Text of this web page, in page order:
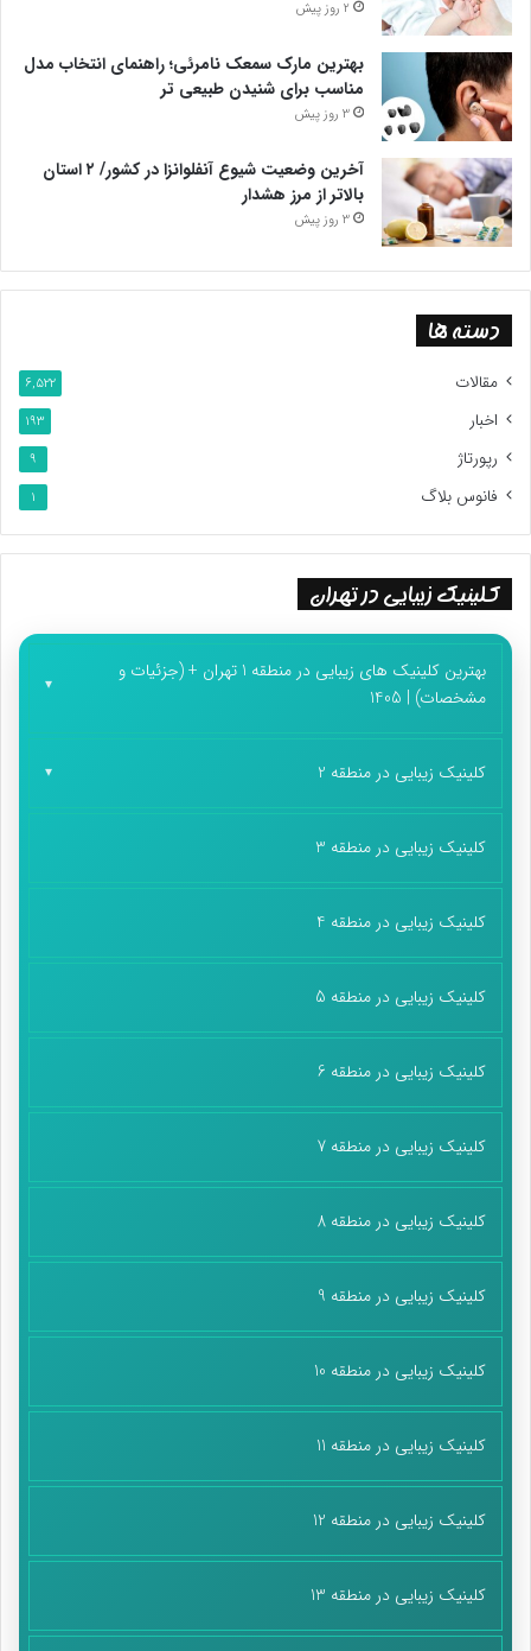
ستاد مدیریت مصرف سوخت به معنای یک سازمان فرادستگاهی باشد
که دارای اختیارات ویژه باشد. هم اکنون جای خالی این ستاد به شدت
احساس می‌شود.
پایان پیام/غ
2 روز پیش
بهترین مارک سمعک نامرئی؛ راهنمای انتخاب مدل
مناسب برای شنیدن طبیعی تر
3 روز پیش
آخرین وضعیت شیوع آنفلوانزا در کشور/ ۲ استان
بالاتر از مرز هشدار
3 روز پیش
دسته ها
مقالات 6,522
اخبار 193
رپورتاژ 9
فانوس بلاگ 1
کلینیک زیبایی در تهران
بهترین کلینیک های زیبایی در منطقه 1 تهران + (جزئیات و
مشخصات) | 1405
کلینیک زیبایی در منطقه 2
کلینیک زیبایی در منطقه 3
کلینیک زیبایی در منطقه 4
کلینیک زیبایی در منطقه 5
کلینیک زیبایی در منطقه 6
کلینیک زیبایی در منطقه 7
کلینیک زیبایی در منطقه 8
کلینیک زیبایی در منطقه 9
کلینیک زیبایی در منطقه 10
کلینیک زیبایی در منطقه 11
کلینیک زیبایی در منطقه 12
کلینیک زیبایی در منطقه 13